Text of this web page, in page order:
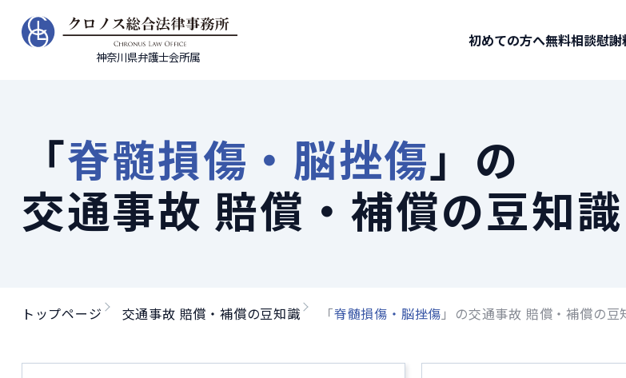
神奈川県弁護士会所属
初めての方へ無料相談慰謝
「脊髄損傷・脳挫傷 」の
交通事故 賠償・補償の豆知識
トップページ 交通事故 賠償・補償の豆知識 「脊髄損傷・脳挫傷 」の交通事故 賠償・補償の豆